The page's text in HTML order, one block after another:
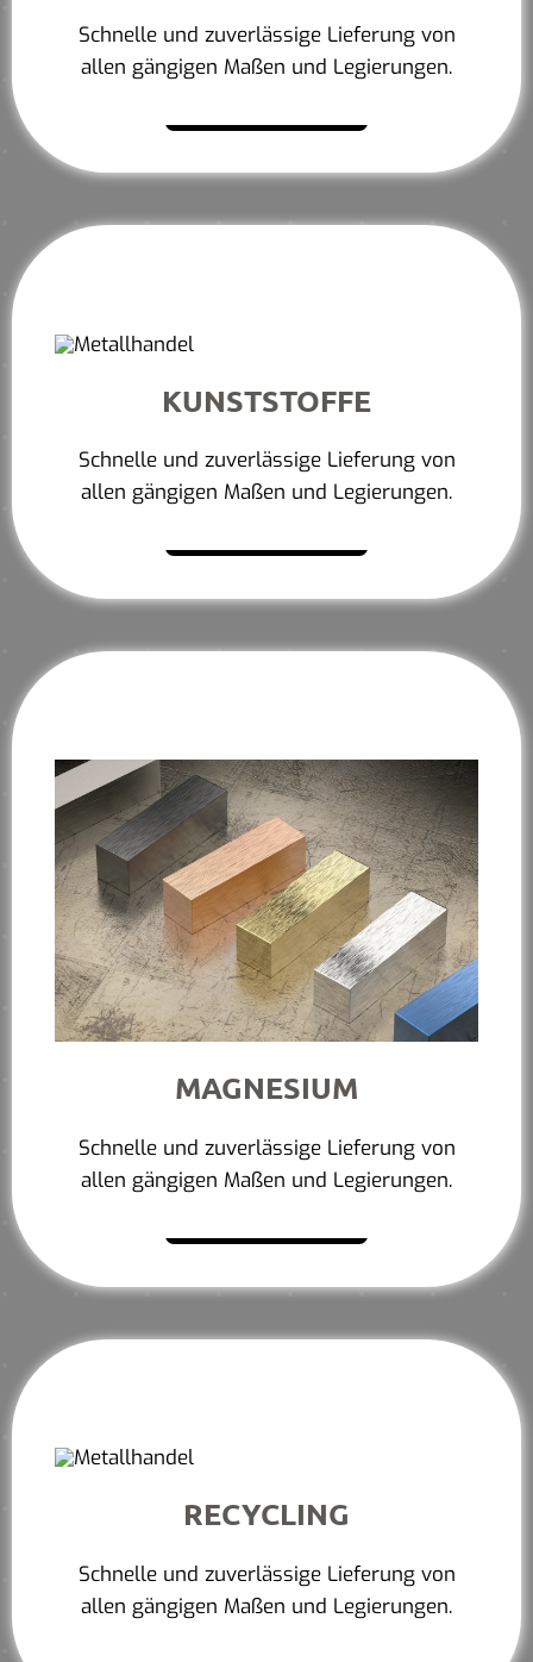
Schnelle und zuverlässige Lieferung von
allen gängigen Maßen und Legierungen.
KUNSTSTOFFE
Schnelle und zuverlässige Lieferung von
allen gängigen Maßen und Legierungen.
MAGNESIUM
Schnelle und zuverlässige Lieferung von
allen gängigen Maßen und Legierungen.
RECYCLING
Schnelle und zuverlässige Lieferung von
allen gängigen Maßen und Legierungen.